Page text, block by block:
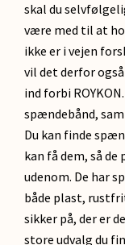
skal du
være med til at
ikke er i vejen
vil det derfor
ind forbi
spændebånd,
Du kan finde
kan få dem, så
udenom. De har
både plast,
sikker på, der er
store udvalg du